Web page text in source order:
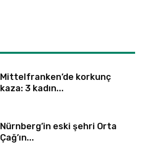
Mittelfranken’de korkunç
kaza: 3 kadın...
Nürnberg’in eski şehri Orta
Çağ’ın...